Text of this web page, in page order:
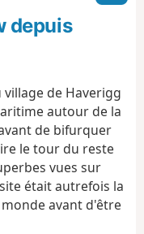
l
i
g
t
o
n
depuis
de Haverigg
autour de la
de bifurquer
le tour du reste
vues sur
était autrefois la
avant d'être